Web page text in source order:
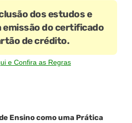
dos estudos e
emissão do certificado
de crédito.
e Confira as Regras
Ensino como uma Prática